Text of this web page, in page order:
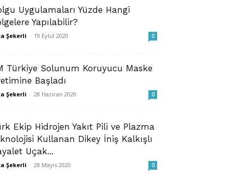
Uygulamaları Yüzde Hangi
Yapılabilir?
Şekerli - 19 Eylül 2020 0
Türkiye Solunum Koruyucu Maske
Başladı
Şekerli - 28 Haziran 2020 0
Ekip Hidrojen Yakıt Pili ve Plazma
Kullanan Dikey İniş Kalkışlı
Uçak...
Şekerli - 28 Mayıs 2020 0